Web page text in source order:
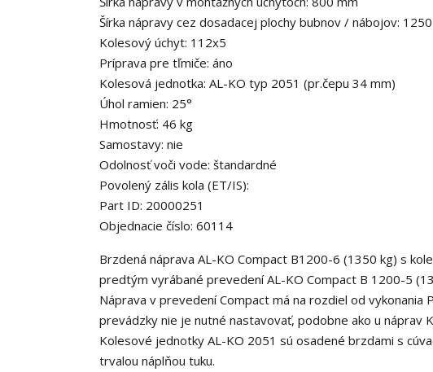
Šírka nápravy cez dosadacej plochy bubnov / nábojov:
Kolesový úchyt: 112x5
Príprava pre tľmiče: áno
Kolesová jednotka: AL-KO typ 2051 (pr.čepu 34 mm)
Úhol ramien: 25°
Hmotnosť: 46 kg
Samostavy: nie
Odolnosť voči vode: štandardné
Povolený zális kola (ET/IS):
Part ID: 20000251
Objednacie číslo: 60114
Brzdená náprava AL-KO Compact B1200-6 (1350 kg) s
predtým vyrábané prevedení AL-KO Compact B 1200-5
Náprava v prevedení Compact má na rozdiel od
prevádzky nie je nutné nastavovať, podobne ako u náprav
Kolesové jednotky AL-KO 2051 sú osadené brzdami s
trvalou náplňou tuku.